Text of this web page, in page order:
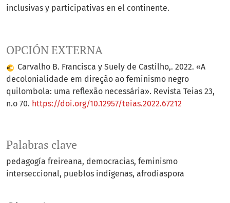
Palabras clave
pedagogía freireana democracias feminismo
interseccional pueblos indígenas afrodiaspora
OPCIÓN EXTERNA
Carvalho B. Francisca y Suely de Castilho,. 2022. «A
decolonialidade em direção ao feminismo negro
quilombola: uma reflexão necessária». Revista Teias 23,
n.o 70. https://doi.org/10.12957/teias.2022.67212
inclusivas y participativas en el continente.